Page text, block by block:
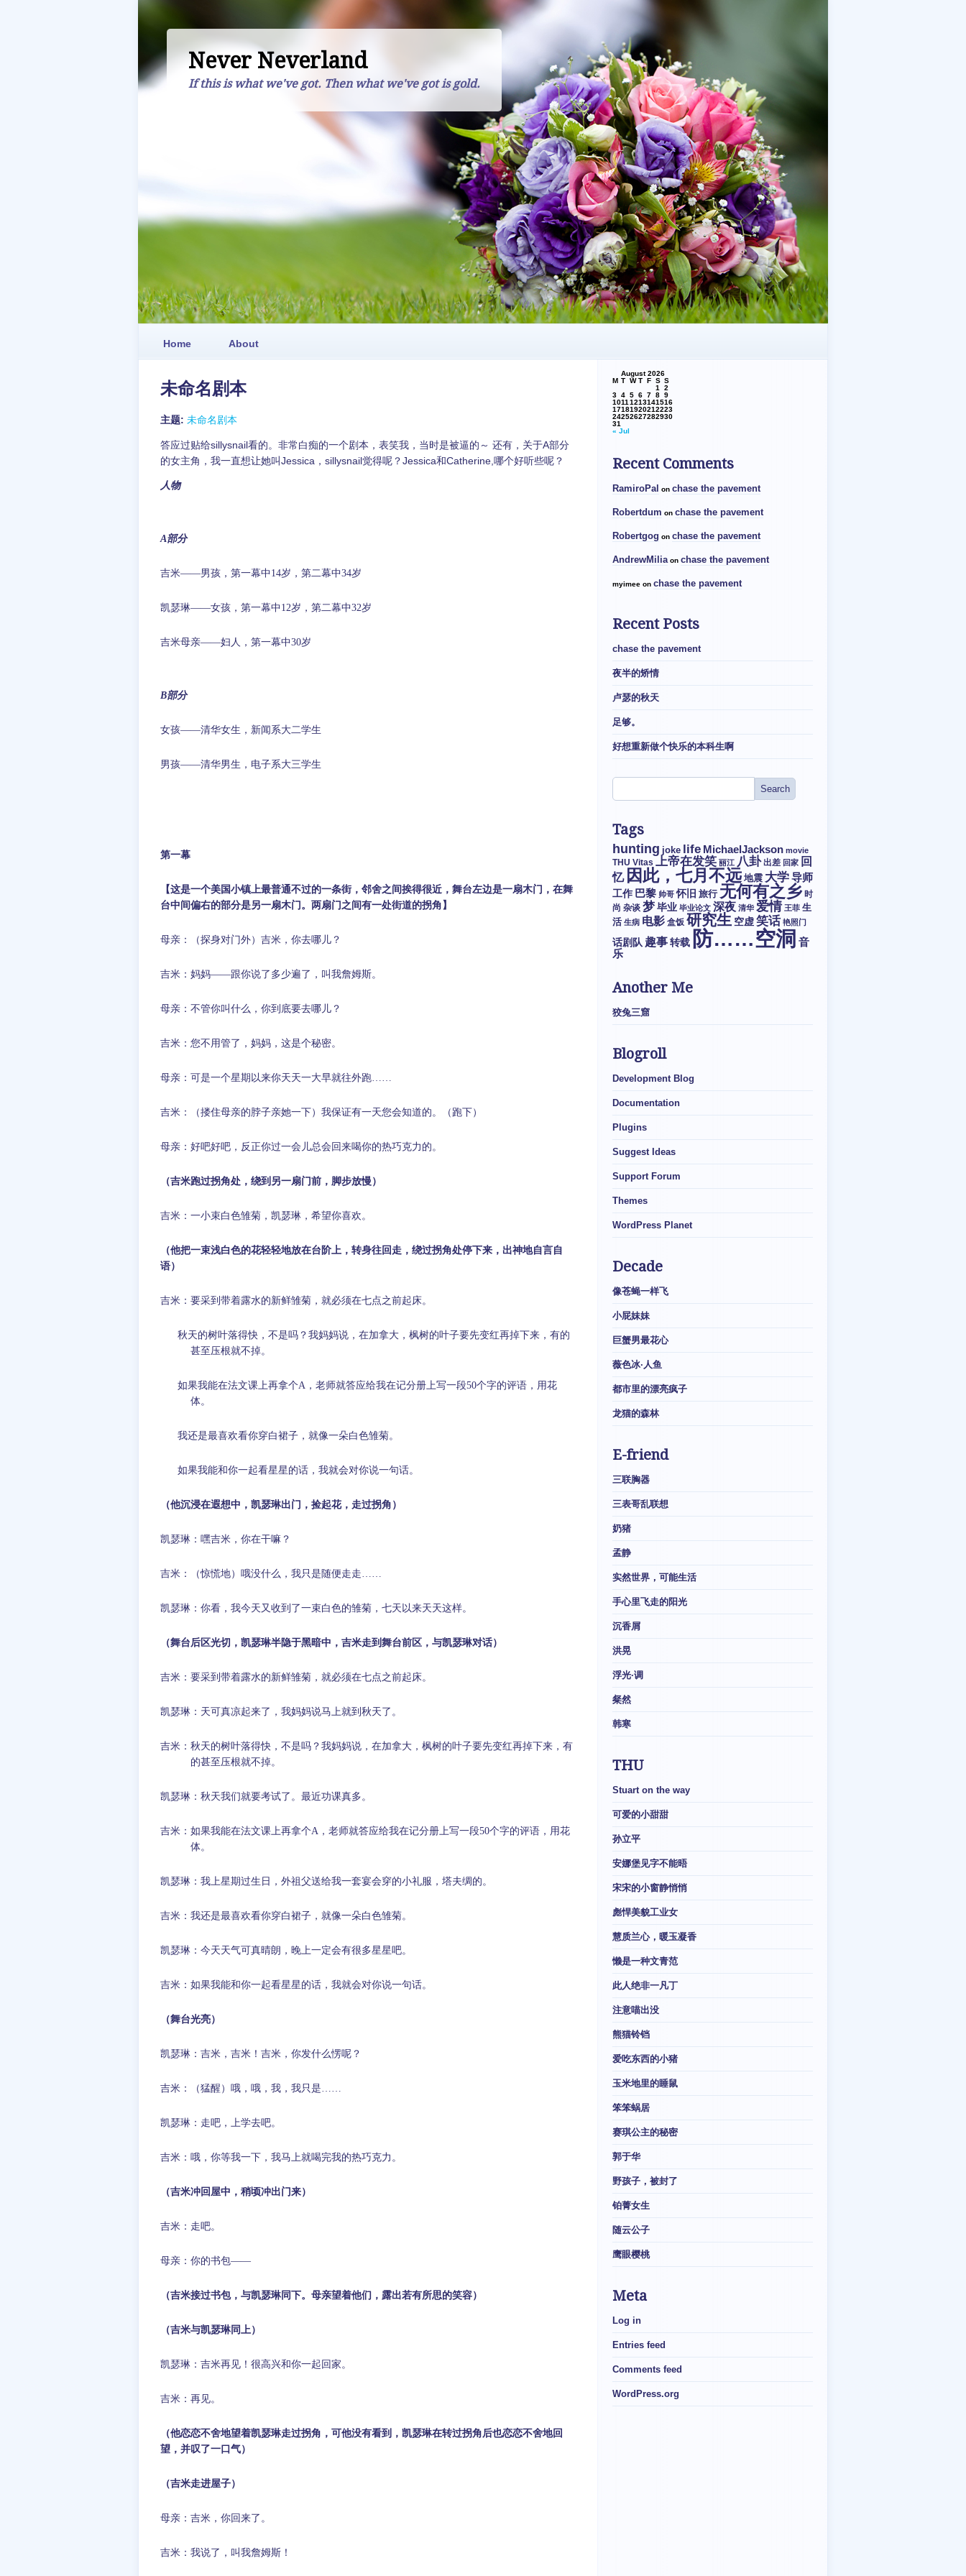
Never Neverland
If this is what we've got. Then what we've got is gold.
Home About
未命名剧本
主题: 未命名剧本
答应过贴给sillysnail看的。非常白痴的一个剧本，表笑我，当时是被逼的～ 还有，关于A部分
的女主角，我一直想让她叫Jessica，sillysnail觉得呢？Jessica和Catherine,哪个好听些呢？
人物
A部分
吉米——男孩，第一幕中14岁，第二幕中34岁
凯瑟琳——女孩，第一幕中12岁，第二幕中32岁
吉米母亲——妇人，第一幕中30岁
B部分
女孩——清华女生，新闻系大二学生
男孩——清华男生，电子系大三学生
第一幕
【这是一个美国小镇上最普通不过的一条街，邻舍之间挨得很近，舞台左边是一扇木门，在舞
台中间偏右的部分是另一扇木门。两扇门之间有一处街道的拐角】
母亲：（探身对门外）吉米，你去哪儿？
吉米：妈妈——跟你说了多少遍了，叫我詹姆斯。
母亲：不管你叫什么，你到底要去哪儿？
吉米：您不用管了，妈妈，这是个秘密。
母亲：可是一个星期以来你天天一大早就往外跑……
吉米：（搂住母亲的脖子亲她一下）我保证有一天您会知道的。（跑下）
母亲：好吧好吧，反正你过一会儿总会回来喝你的热巧克力的。
（吉米跑过拐角处，绕到另一扇门前，脚步放慢）
吉米：一小束白色雏菊，凯瑟琳，希望你喜欢。
（他把一束浅白色的花轻轻地放在台阶上，转身往回走，绕过拐角处停下来，出神地自言自
语）
吉米：要采到带着露水的新鲜雏菊，就必须在七点之前起床。
秋天的树叶落得快，不是吗？我妈妈说，在加拿大，枫树的叶子要先变红再掉下来，有的
甚至压根就不掉。
如果我能在法文课上再拿个A ，老师就答应给我在记分册上写一段50个字的评语，用花
体。
我还是最喜欢看你穿白裙子，就像一朵白色雏菊。
如果我能和你一起看星星的话，我就会对你说一句话。
（他沉浸在遐想中，凯瑟琳出门，捡起花，走过拐角）
凯瑟琳：嘿吉米，你在干嘛？
吉米：（惊慌地）哦没什么，我只是随便走走……
凯瑟琳：你看，我今天又收到了一束白色的雏菊，七天以来天天这样。
（舞台后区光切，凯瑟琳半隐于黑暗中，吉米走到舞台前区，与凯瑟琳对话）
吉米：要采到带着露水的新鲜雏菊，就必须在七点之前起床。
凯瑟琳：天可真凉起来了，我妈妈说马上就到秋天了。
吉米：秋天的树叶落得快，不是吗？我妈妈说，在加拿大，枫树的叶子要先变红再掉下来，有
的甚至压根就不掉。
凯瑟琳：秋天我们就要考试了。最近功课真多。
吉米：如果我能在法文课上再拿个A ，老师就答应给我在记分册上写一段50个字的评语，用花
体。
凯瑟琳：我上星期过生日，外祖父送给我一套宴会穿的小礼服，塔夫绸的。
吉米：我还是最喜欢看你穿白裙子，就像一朵白色雏菊。
凯瑟琳：今天天气可真晴朗，晚上一定会有很多星星吧。
吉米：如果我能和你一起看星星的话，我就会对你说一句话。
（舞台光亮）
凯瑟琳：吉米，吉米！吉米，你发什么愣呢？
吉米：（猛醒）哦，哦，我，我只是……
凯瑟琳：走吧，上学去吧。
吉米：哦，你等我一下，我马上就喝完我的热巧克力。
（吉米冲回屋中，稍顷冲出门来）
吉米：走吧。
母亲：你的书包——
（吉米接过书包，与凯瑟琳同下。母亲望着他们，露出若有所思的笑容）
（吉米与凯瑟琳同上）
凯瑟琳：吉米再见！很高兴和你一起回家。
吉米：再见。
（他恋恋不舍地望着凯瑟琳走过拐角，可他没有看到，凯瑟琳在转过拐角后也恋恋不舍地回
望，并叹了一口气）
（吉米走进屋子）
母亲：吉米，你回来了。
吉米：我说了，叫我詹姆斯！
August 2026
M T W T F S S
1
2
3 4 5 6 7 8 9
1011 1213141516
17181920212223
24252627282930
31
« Jul
Recent Comments
RamiroPal on chase the pavement
Robertdum on chase the pavement
Robertgog on chase the pavement
AndrewMilia on chase the pavement
myimee on chase the pavement
Recent Posts
chase the pavement
夜半的矫情
卢瑟的秋天
足够。
好想重新做个快乐的本科生啊
Tags
hunting joke life MichaelJackson movie
THU Vitas 上帝在发笑 丽江 八卦 出差 回家 回
忆 因此，七月不远 地震 大学导师
工作 巴黎 帅哥 怀旧 旅行 无何有之乡 时
尚 杂谈 梦毕业 毕业论文 深夜 清华 爱情 王菲 生
活 生病 电影 盒饭 研究生 空虚 笑话 艳照门
话剧队 趣事转载 防……空洞 音
乐
Another Me
狡兔三窟
Blogroll
Development Blog
Documentation
Plugins
Suggest Ideas
Support Forum
Themes
WordPress Planet
Decade
像苍蝇一样飞
小屁妹妹
巨蟹男最花心
薇色冰·人鱼
都市里的漂亮疯子
龙猫的森林
E-friend
三联胸器
三表哥乱联想
奶猪
孟静
实然世界，可能生活
手心里飞走的阳光
沉香屑
洪晃
浮光·调
粲然
韩寒
THU
Stuart on the way
可爱的小甜甜
孙立平
安娜堡见字不能晤
宋宋的小窗静悄悄
彪悍美貌工业女
慧质兰心，暖玉凝香
懒是一种文青范
此人绝非一凡丁
注意喵出没
熊猫铃铛
爱吃东西的小猪
玉米地里的睡鼠
笨笨蜗居
赛琪公主的秘密
郭于华
野孩子，被封了
铂菁女生
随云公子
鹰眼樱桃
Meta
Log in
Entries feed
Comments feed
WordPress.org